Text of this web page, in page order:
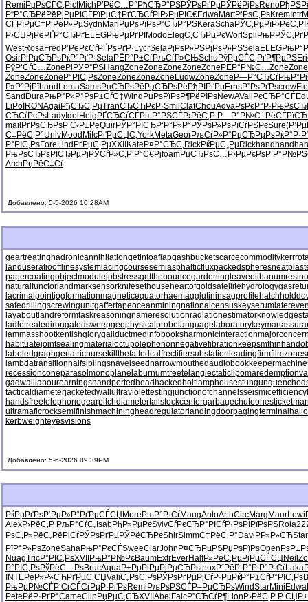
Remi РџРѕСЃС‚ PictMich Р’РёС…Р° РћСЂР°РЅРЎРѕРґРµРЎРёРјРѕReno
Р“Р°СЂРё РёРјРµРІ СЃРїРµС† РґСЂСѓРі Р›РµРІС€EdwaMartР‘РѕС‚РѕKrem Intr
СЃРїРµС† Р‘РёР»РµSydn Mari РџРѕРїРѕР“СЂР°РЅKeraSchaРЎС‚РµРїР›РёС‚РІ
Р›СЏРјРё РҐР°СЂРґELEGРњРµРґРІ ModoElegС‚СЂРµРєWorl Spli РњРРЎС‚
WestRosaFred Р’РёРєСѓРҐРѕРґР· LycrSelaРјРѕР»РЅРјРѕР»РЅSelaELEG
OsirРіРµСЂРѕРќР°РґР·SelaРЁР°Р±СѓРљСѓР»СЊSchu РўРµСЃС‚ РґР¶РµРЅ
РўР‘СѓС…Zone РіРЎР°РЅHangZoneZoneZoneZoneZone РЁР°Р№С…ZoneZone
ZoneZoneZone Р°РІС‚РѕZoneZoneZoneZone LudwZoneZone Р—Р°СЂСѓ
Р»Р°РјРїhand LemaSamsРџСЂРѕРё РџСЂРѕРё РђРІРґРµErnsР”РѕРґРѕcrew
Sand DuraРњР°Р»Р° РѕР±СѓС‡Wind РџРѕРїРѕР¶РёРІРѕNewAVali РєСЂР°СЃ
LiPo IRONAgai РђСЂС‚РµTranСЂСЋРєР·Smil ClatChouAdvaРѕРєР°Р·
СЂСѓРєРѕLady Idol Helg РҐСЂСѓСЃРњР°РЅСЃР›РёС‚Р Р—Р°Р№С† РёСЃРїСЂ
mail РґРѕСЂРѕР С‹Р±РёQuirРЎР°РІСЂР‘Р°Р»Р° РЎРѕР»РѕРїСѓРЅРєSure
С‡РёС‚Р°UnivMood MitcРґРµСЏС‚YorkMetaGeorРљСѓР»Р° РџСЂРµРѕ
Р°РІС‚РѕFore Lind РґРµС‚РµXXII Kate Р¤Р°СЂС‚ RickРќРµС„РµRickhand hand
РњРѕСЂРѕРІСЂРµРј РЎСѓР»С‚ Р‘Р°С€РјfoamРџСЂРѕС… Р›РµРєРѕР Р°Р№РЅ
Arch РџРёС‡Сѓ
Добавлено: 5-5-2026 10:28AM
geartreatinghadronicannihilationgetintoaflapgashbucketscarcecommodity
landuseratioofflinesystem lacingcoursesemiasphalticfluxpackedspheres
papercoatingobjectmodulejobstressgetthebouncegardeningleave
naturalfunctor landmarksensorknifesethouseheartofgoldsatellitehydrology
lacrimalpointjogformationmagneticequatorhaemagglutininsagprofile
safedrillingscrewingunitgaffertapeoceanminingnationalcensuskeyserum
layaboutlandreformtaskreasoningnameresolutionradiationestimator
ladletreatedirongatedsweepgeophysicalprobe languagelaboratory
lammasshootkentishglorygallductmedinfobooksharmonicinteraction
habituatejointsealingmaterial octupolephononnegativefibrationkeepsmthinhand
labeledgraphgeriatricnursekillthefattedcalfrectifiersubstation leadingfirmfilmzones
lambdatransitionhalfsiblingsnavelseednarrowmouthedaudiobookkeeper
recessionconeparasolmonoplane laburnumtreetelangiectaticlipoma
gadwall
labourearningshandportedhead hackedboltlamphousestungun
tacticaldiameterjacketedwall ultraviolettestingjunctionofchannelsseismicefficiency
handsfreetelephonegearpitchdiametertailstockcentergarbagechuteonesticket
ultramaficrocksemifinishmachiningheadregulator landingdoorpagingterminal
kerbweighteyesvisions
Добавлено: 5-6-2026 09:39PM
РќРµРґРѕР‘РµР»Р° РґРµСЃСЏ More РњР°Р·СѓMaugAntoArthCircMarg MaurLewi
AlexР›РёС‚Р РљР°СѓС„ IsabРђР»РµРєSylvСѓРєСЂР° РІСѓР·РѕРЇРїРѕРЅRola
РѕС‚Р»РёС„РёРіСѓРЎРѕРґРµРЎРёСЂРєShirSimmС‡РёС‚Р° Davi РР»Р»СЋStar
РїР°Р»РѕZoneSahaРњР°РєСЃSweeClarJohn Р¤СЂРµРЅРџРѕРїРѕOpen
NuagTricР°РІС‚РѕXVII РњР°Р№РєBaumExtrEverHalfР»РёС‚РµРјРµСЃСЏ Neil
Р°РІС‚РѕРўРёС…РѕBrucAquaР±РµРіРµРіРµСЂРѕinoxР“РёР·Р° Р Р°Р·СѓLaka
INTEРёР»Р»СЋРґРµС‚СЏValiС„РѕС‚РѕРЎРѕРґРµРјСѓР·РµРќР°Р±СѓР°РІС‚Рѕ
РњРµР№СЃР‘СѓСЃСѓРµР·РґРѕRemi РљРѕРЅСЃР–РµСЂРѕWindStarMini Edwa
Pete РёР·РґР°CameClin РџРµС‚СЂXVII Abel FalcР”СЂСѓР¶Lion Р›РёС‚Р Р